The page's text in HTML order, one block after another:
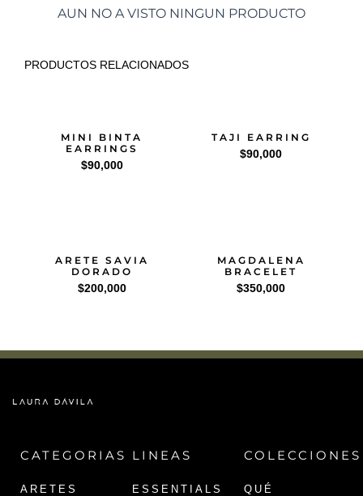
AUN NO A VISTO NINGUN PRODUCTO
PRODUCTOS RELACIONADOS
MINI BINTA
EARRINGS
$90,000
TAJI EARRING
$90,000
ARETE SAVIA
DORADO
$200,000
MAGDALENA
BRACELET
$350,000
CATEGORIAS
ARETES
LINEAS
ESSENTIALS
COLECCIONES
QUÉ